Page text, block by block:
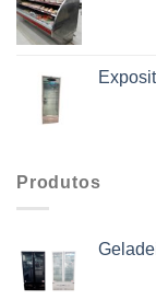
Produtos